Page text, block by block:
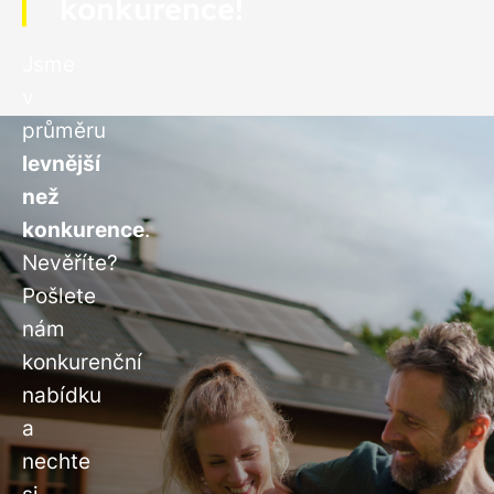
průměru
levnější
než
konkurence.
Nevěříte?
Pošlete
nám
konkurenční
nabídku
a
nechte